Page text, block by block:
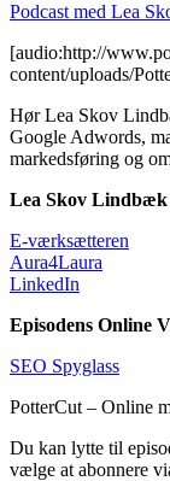
Podcast med Lea
[audio:http://
content/uploads/
Hør Lea Skov
Google Adwords,
markedsføring og
Lea Skov Lindbæk
E-værksætteren
Aura4Laura
LinkedIn
Episodens Online
SEO Spyglass
PotterCut – Online
Du kan lytte til
vælge at abonnere